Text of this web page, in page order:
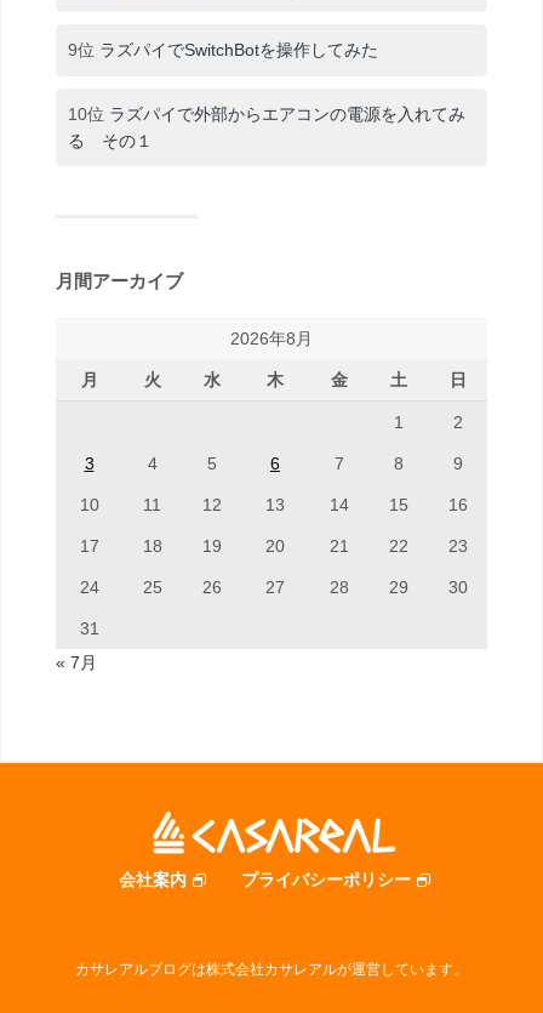
9位 ラズパイでSwitchBotを操作してみた
10位 ラズパイで外部からエアコンの電源を入れてみ
る その１
月間アーカイブ
2026年8月
月 火 水 木 金 土 日
1 2
3 4 5 6 7 8 9
10 11 12 13 14 15 16
17 18 19 20 21 22 23
24 25 26 27 28 29 30
31
« 7月
会社案内 プライバシーポリシー
カサレアルブログは株式会社カサレアルが運営しています。